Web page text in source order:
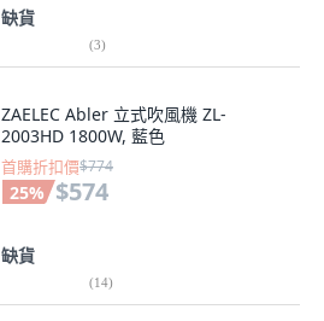
缺貨
(3)
ZAELEC Abler 立式吹風機 ZL-
2003HD 1800W, 藍色
首購折扣價$774
25% $574
缺貨
(14)